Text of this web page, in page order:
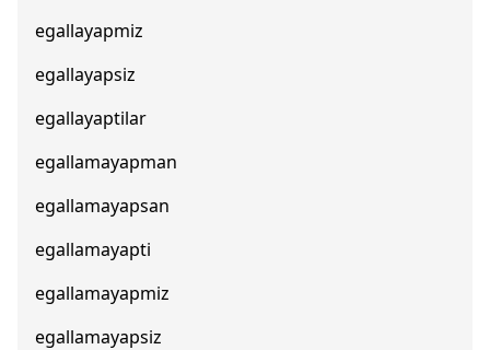
egallayapmiz
egallayapsiz
egallayaptilar
egallamayapman
egallamayapsan
egallamayapti
egallamayapmiz
egallamayapsiz